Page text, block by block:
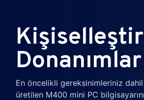
Donanımlar
En öncelikli gereksinimleriniz dahil
üretilen M400 mini PC